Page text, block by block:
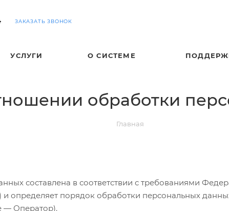
ЗАКАЗАТЬ ЗВОНОК
УСЛУГИ О СИСТЕМЕ
обработки
Главная
составлена в соответствии с требованиями
определяет порядок обработки персональных
Оператор).